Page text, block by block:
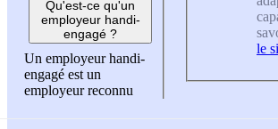
Qu'est-ce qu'un
employeur handi-
engagé ?
Un employeur handi-
engagé est un
employeur reconnu
le